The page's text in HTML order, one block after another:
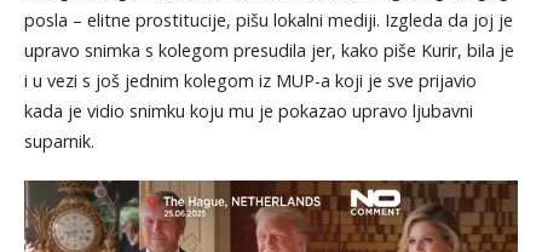
posla – elitne prostitucije, pišu lokalni mediji. Izgleda da joj je
upravo snimka s kolegom presudila jer, kako piše Kurir, bila je
i u vezi s još jednim kolegom iz MUP-a koji je sve prijavio
kada je vidio snimku koju mu je pokazao upravo ljubavni
suparnik.